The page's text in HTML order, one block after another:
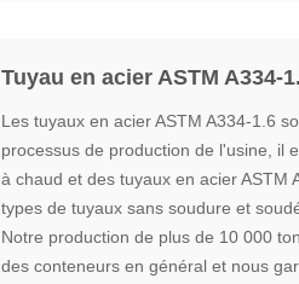
Tuyau en acier ASTM A334-
Les tuyaux en acier ASTM A334-1.6
processus de production de l'usine, il
à chaud et des tuyaux en acier ASTM
types de tuyaux sans soudure et
Notre production de plus de 10 000
des conteneurs en général et nous